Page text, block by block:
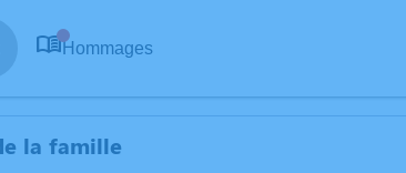
Hommages
la famille